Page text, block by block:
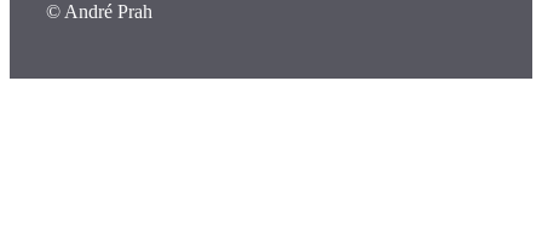
© André Prah